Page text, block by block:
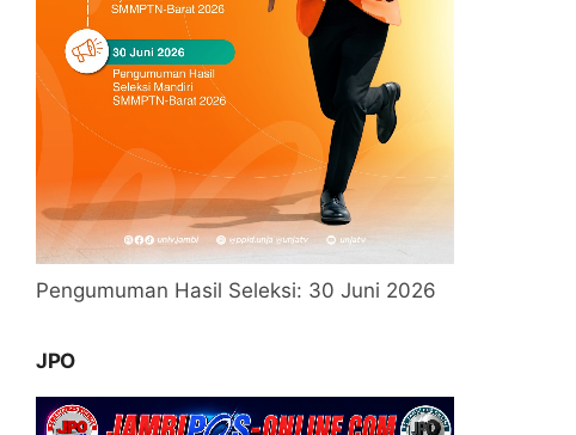
Pengumuman Hasil Seleksi: 30 Juni 2026
JPO